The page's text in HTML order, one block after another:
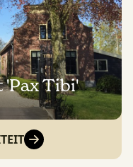
'Pax Tibi'